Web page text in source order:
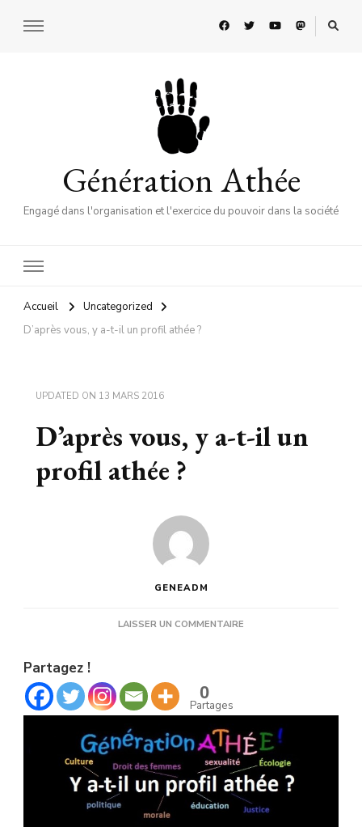
Génération Athée
Engagé dans l'organisation et l'exercice du pouvoir dans la société
Accueil
Uncategorized
D’après vous, y a-t-il un profil athée ?
UPDATED ON 13 MARS 2016
D’après vous, y a-t-il un
profil athée ?
GENEADM
LAISSER UN COMMENTAIRE
IL
UN
PROFIL
ATHÉE
?
Partagez !
0
Partages